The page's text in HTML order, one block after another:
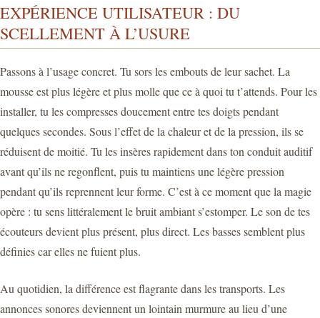
EXPÉRIENCE UTILISATEUR : DU
SCELLEMENT À L’USURE
Passons à l’usage concret. Tu sors les embouts de leur sachet. La
mousse est plus légère et plus molle que ce à quoi tu t’attends. Pour les
installer, tu les compresses doucement entre tes doigts pendant
quelques secondes. Sous l’effet de la chaleur et de la pression, ils se
réduisent de moitié. Tu les insères rapidement dans ton conduit auditif
avant qu’ils ne regonflent, puis tu maintiens une légère pression
pendant qu’ils reprennent leur forme. C’est à ce moment que la magie
opère : tu sens littéralement le bruit ambiant s’estomper. Le son de tes
écouteurs devient plus présent, plus direct. Les basses semblent plus
définies car elles ne fuient plus.
Au quotidien, la différence est flagrante dans les transports. Les
annonces sonores deviennent un lointain murmure au lieu d’une